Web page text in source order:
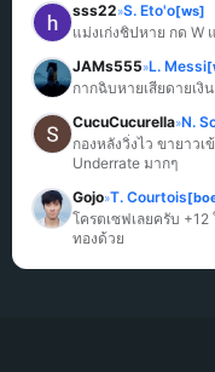
sss22»S. Eto'o[ws]
แม่งเก่งชิปหาย กด W
JAMs555»L. Messi
กากฉิบหายเสียดายเงิน
CucuCucurella»N.
กองหลังวิ่งไว ขายาว
Underrate มากๆ
Gojo»T. Courtois
โครตเซฟเลยครับ
ทองด้วย